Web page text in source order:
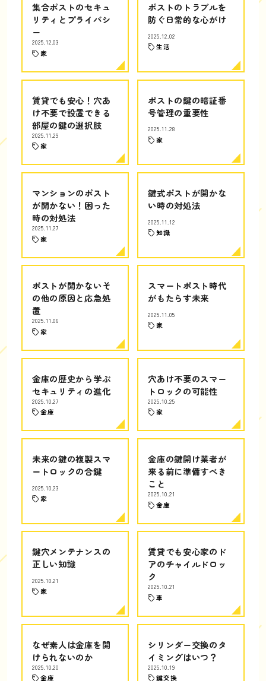
集合ポストのセキュ
リティとプライバシ
ー
2025.12.03
家
ポストのトラブルを
防ぐ日常的な心がけ
2025.12.02
生活
賃貸でも安心！穴あ
け不要で設置できる
部屋の鍵の選択肢
2025.11.29
家
ポストの鍵の暗証番
号管理の重要性
2025.11.28
家
マンションのポスト
が開かない！困った
時の対処法
2025.11.27
家
鍵式ポストが開かな
い時の対処法
2025.11.12
知識
ポストが開かないそ
の他の原因と応急処
置
2025.11.06
家
スマートポスト時代
がもたらす未来
2025.11.05
家
金庫の歴史から学ぶ
セキュリティの進化
2025.10.27
金庫
穴あけ不要のスマー
トロックの可能性
2025.10.25
家
未来の鍵の複製スマ
ートロックの合鍵
2025.10.23
家
金庫の鍵開け業者が
来る前に準備すべき
こと
2025.10.21
金庫
鍵穴メンテナンスの
正しい知識
2025.10.21
家
賃貸でも安心家のド
アのチャイルドロッ
ク
2025.10.21
車
なぜ素人は金庫を開
けられないのか
2025.10.20
金庫
シリンダー交換のタ
イミングはいつ？
2025.10.19
鍵交換